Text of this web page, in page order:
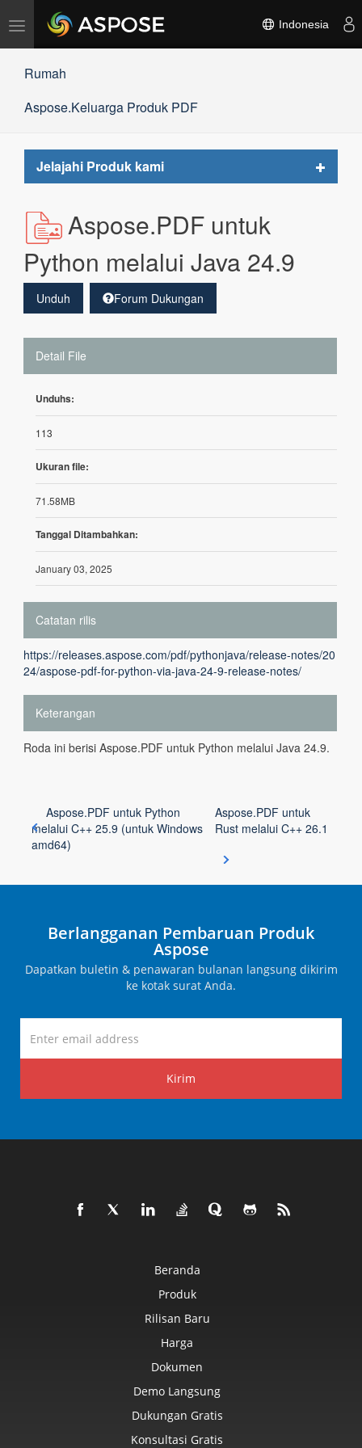
Alihkan
navigasi
Indonesia
Rumah
Aspose.Keluarga Produk PDF
Jelajahi Produk kami
Toggle
Aspose.PDF untuk
Python melalui Java 24.9
Unduh Forum Dukungan
Detail File
Unduhs:
113
Ukuran file:
71.58MB
Tanggal Ditambahkan:
January 03, 2025
Catatan rilis
https://releases.aspose.com/pdf/pythonjava/release-notes/20
24/aspose-pdf-for-python-via-java-24-9-release-notes/
Keterangan
Roda ini berisi Aspose.PDF untuk Python melalui Java 24.9.
Aspose.PDF untuk Python
melalui C++ 25.9 (untuk Windows
amd64)
Aspose.PDF untuk
Rust melalui C++ 26.1
Berlangganan Pembaruan Produk
Aspose
Dapatkan buletin & penawaran bulanan langsung dikirim
ke kotak surat Anda.
Kirim
Beranda
Produk
Rilisan Baru
Harga
Dokumen
Demo Langsung
Dukungan Gratis
Konsultasi Gratis